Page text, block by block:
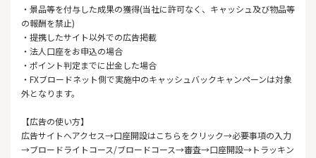
・景品等を付与した成果の獲得(当社に許可なく、キャッシュ及び物品等
の報酬を禁止)
・提携したサイト以外での広告掲載
・法人口座をお申込の場合
・ポイント判定までに出金した場合
・FXブロードネット側で実施中のキャッシュバックキャンペーンは対象
外となります。
【広告の使い方】
広告サイトへアクセス→口座開設はこちらをクリック→必要事項の入力
→ブロードライトコース/ブロードコース→審査→口座開設→トラッキン